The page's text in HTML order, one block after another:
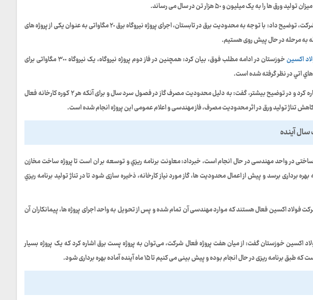
را به یک میلیون و ۵٠ هزار تن در سال می رساند.
وی ضمن تشریح پروژه های زیرساختی شرکت، توضیح داد: با توجه به محدودیت برق در تابستان، اجرای پروژه نیروگاه برق ۲٠ مگاواتی به عنوان یکی از پروژه های
به مرحله در حال پیش روی هستیم.
اکسین
خوزستان در ادامه مطلب فوق، بیان کرد: همچنین در فاز دوم پروژه نيروگاه، یک نیروگاه ۳٠٠ مگاواتی برای
هاي اتي در نظر گرفته شده است.
وی به پروژه احداث مخازن ذخیره گاز اشاره کرد و در توضیح بیشتر، گفت: به دلیل محدودیت مصرف گاز در فصول سرد سال و برای آنکه هر ۲ کوره کارخانه فعال
تناژ تولید ورق در اثر محدودیت مصرف، فاز مهندسی و اعلام عمومی این پروژه انجام شده است.
آینده
در واحد مهندسی در حال انجام است، خبرداد: معاونت برنامه ريزي و توسعه بر ان است تا پروژه ساخت مخازن
برداری برسد و پیش از اعمال محدودیت ها، گاز مورد نیاز كارخانه، ذخیره سازی شود تا در تناژ توليد برنامه ريزي
فولاد اکسین فعال هستند که موارد مهندسی آن تمام شده و پس از تحویل به واحد اجرای پروژه ها، پیمانکاران آن
اکسین خوزستان گفت: از میان هفت پروژه فعال شرکت، می‌توان به پروژه پست برق اشاره کرد که یک پروژه بسیار
ریزی در حال انجام بوده و پیش بینی می کنیم تا ۱۵ ماه آینده آماده بهره برداری شود.